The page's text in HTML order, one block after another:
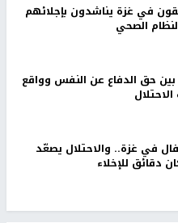
في غزة يناشدون بإجلائهم
الصحي
حق الدفاع عن النفس وواقع
في غزة.. والاحتلال يصعّد
دقائق للإخلاء